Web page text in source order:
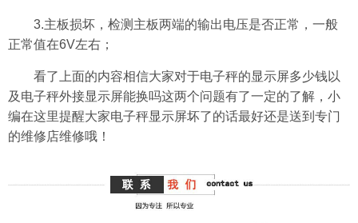
3.主板损坏，检测主板两端的输出电压是否正常，一般
正常值在6V左右；
看了上面的内容相信大家对于电子秤的显示屏多少钱以
及电子秤外接显示屏能换吗这两个问题有了一定的了解，小
编在这里提醒大家电子秤显示屏坏了的话最好还是送到专门
的维修店维修哦！